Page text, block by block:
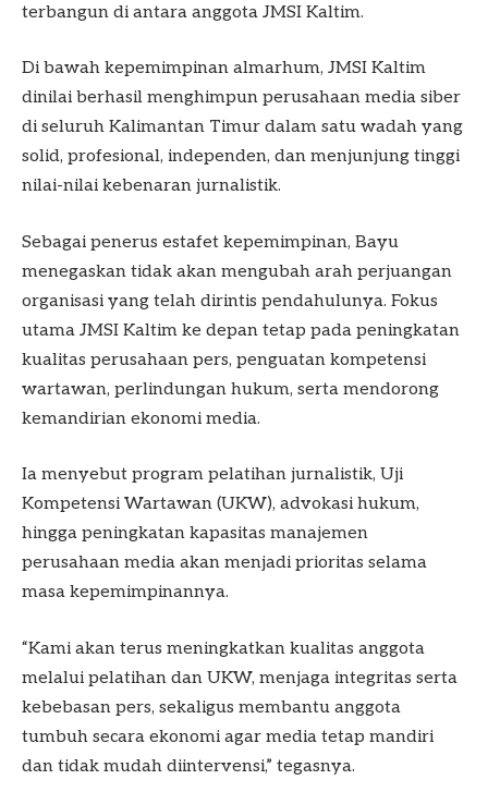
terbangun di antara anggota JMSI Kaltim.
Di bawah kepemimpinan almarhum, JMSI Kaltim
dinilai berhasil menghimpun perusahaan media siber
di seluruh Kalimantan Timur dalam satu wadah yang
solid, profesional, independen, dan menjunjung tinggi
nilai-nilai kebenaran jurnalistik.
Sebagai penerus estafet kepemimpinan, Bayu
menegaskan tidak akan mengubah arah perjuangan
organisasi yang telah dirintis pendahulunya. Fokus
utama JMSI Kaltim ke depan tetap pada peningkatan
kualitas perusahaan pers, penguatan kompetensi
wartawan, perlindungan hukum, serta mendorong
kemandirian ekonomi media.
Ia menyebut program pelatihan jurnalistik, Uji
Kompetensi Wartawan (UKW), advokasi hukum,
hingga peningkatan kapasitas manajemen
perusahaan media akan menjadi prioritas selama
masa kepemimpinannya.
“Kami akan terus meningkatkan kualitas anggota
melalui pelatihan dan UKW, menjaga integritas serta
kebebasan pers, sekaligus membantu anggota
tumbuh secara ekonomi agar media tetap mandiri
dan tidak mudah diintervensi,” tegasnya.